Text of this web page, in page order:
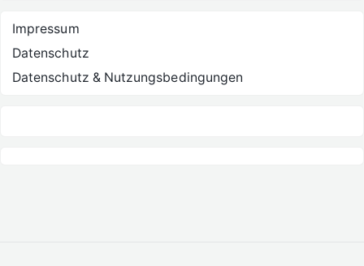
Impressum
Datenschutz
Datenschutz & Nutzungsbedingungen